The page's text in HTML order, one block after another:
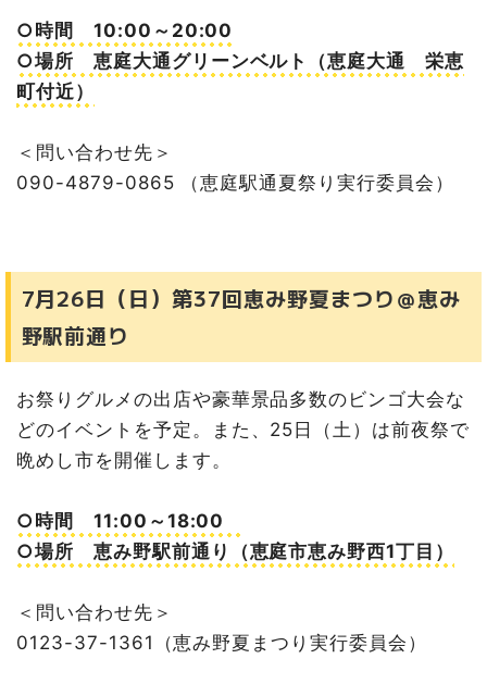
【昨年情報】9月6日（土）えにわん産業祭2025＠花の拠
点はなふる
千歳市のお祭り・イベント
7月18日（土）～20日（月・祝）2026スカイ・ビア＆Y
OSAKOI祭＠グリーンベルト
念 千歳市民花火大会＠北千歳駐屯地
7月26日（日）第42回北新夏祭り＠北新広場
8月1日（土）みどり台南町内会 盆踊り大会＠みどり会館
【昨年情報】8月2日（土）わんぱくコムコム サマーフ
ェスティバル＠千歳市グリーンベルト
【昨年情報】8月2日（土）しんばし通商店街夏まつり＠
ト×ちとせ川ビール祭り＠千歳市グリーンベルト おまつり
広場・集いの広場
8月20日（木）21日（金）千歳市民納涼盆踊り＠グリーン
ベルトお祭り広場
9月1日（火）～3日（木）千歳神社秋季例大祭＠千歳神社
○時間 10:00～20:00
○場所 恵庭大通グリーンベルト（恵庭大通 栄恵
町付近）
＜問い合わせ先＞
090-4879-0865 （恵庭駅通夏祭り実行委員会）
7月26日（日）第37回恵み野夏まつり＠恵み
野駅前通り
お祭りグルメの出店や豪華景品多数のビンゴ大会な
どのイベントを予定。また、25日（土）は前夜祭で
晩めし市を開催します。
○時間 11:00～18:00
○場所 恵み野駅前通り（恵庭市恵み野西1丁目）
＜問い合わせ先＞
0123-37-1361（恵み野夏まつり実行委員会）